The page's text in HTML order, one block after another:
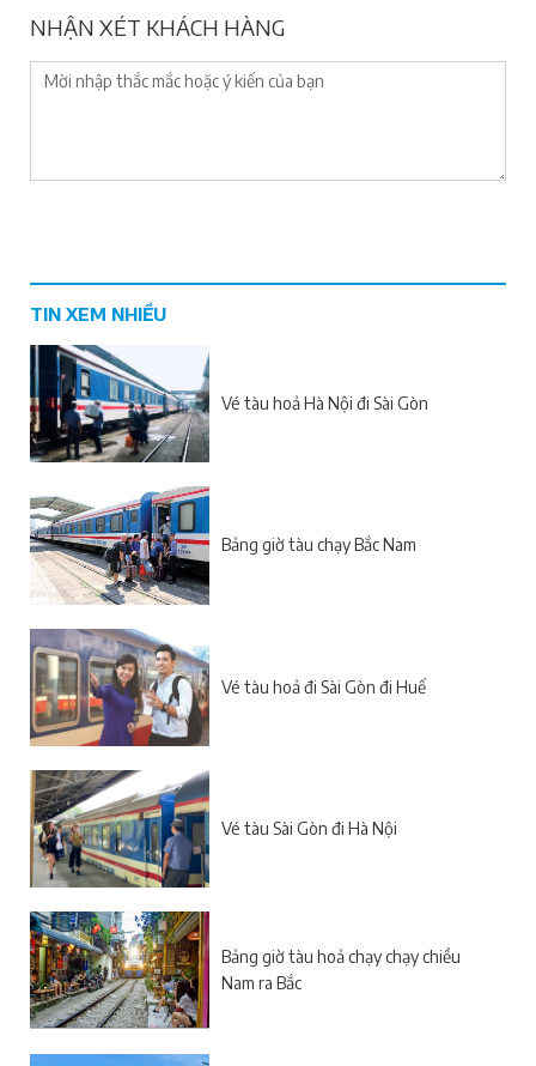
NHẬN XÉT KHÁCH HÀNG
TIN XEM NHIỀU
Vé tàu hoả Hà Nội đi Sài Gòn
Bảng giờ tàu chạy Bắc Nam
Vé tàu hoả đi Sài Gòn đi Huế
Vé tàu Sài Gòn đi Hà Nội
Bảng giờ tàu hoả chạy chạy chiều
Nam ra Bắc